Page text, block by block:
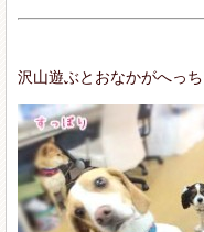
沢山遊ぶとおなかがへっち